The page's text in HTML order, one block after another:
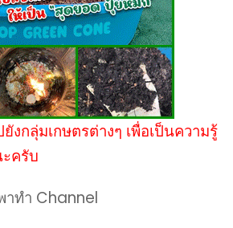
งกลุ่มเกษตรต่างๆ เพื่อเป็นความรู้
ครับ
าทำ Channel